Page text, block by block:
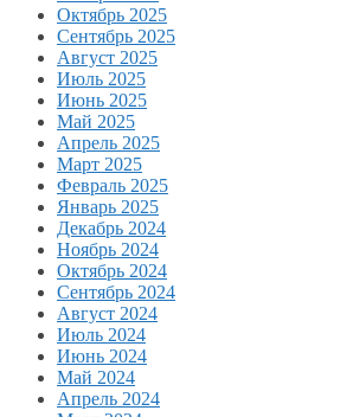
Октябрь 2025
Сентябрь 2025
Август 2025
Июль 2025
Июнь 2025
Май 2025
Апрель 2025
Март 2025
Февраль 2025
Январь 2025
Декабрь 2024
Ноябрь 2024
Октябрь 2024
Сентябрь 2024
Август 2024
Июль 2024
Июнь 2024
Май 2024
Апрель 2024